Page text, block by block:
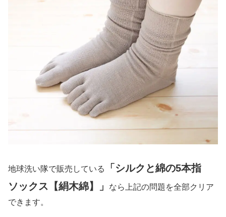
地球洗い隊で販売している
「シルクと綿の5本指
ソックス【絹木綿】」
なら上記の問題を全部クリア
できます。